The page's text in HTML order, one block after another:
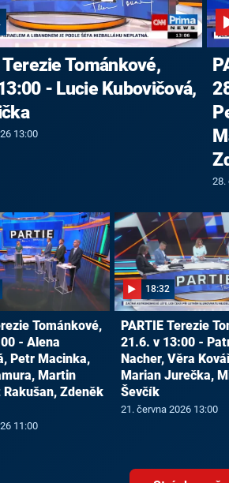
Terezie Tománkové,
- Lucie Kubovičová,
13:00
28.
Tománkové,
- Alena
Petr Macinka,
Martin
Zdeněk
11:00
18:32
PARTIE Terezie
21.6. v 13:00 -
Nacher, Věra
Marian Jurečka,
Ševčík
21. června 2026 13:00